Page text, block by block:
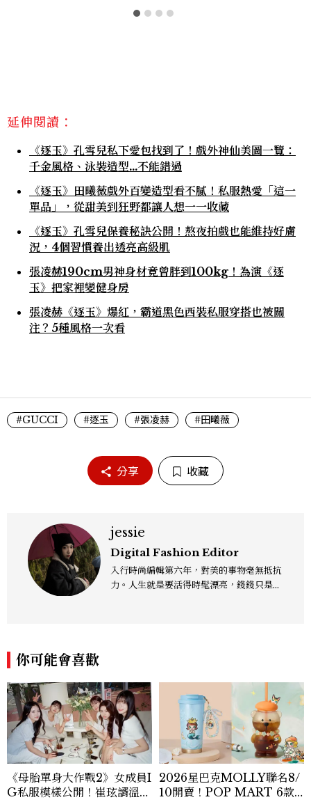
延伸閱讀：
《逐玉》孔雪兒私下愛包找到了！戲外神仙美圖一覽：
千金風格、泳裝造型…不能錯過
《逐玉》田曦薇戲外百變造型看不膩！私服熱愛「這一
單品」，從甜美到狂野都讓人想一一收藏
《逐玉》孔雪兒保養秘訣公開！熬夜拍戲也能維持好膚
況，4個習慣養出透亮高級肌
張凌赫190cm男神身材竟曾胖到100kg！為演《逐
玉》把家裡變健身房
張凌赫《逐玉》爆紅，霸道黑色西裝私服穿搭也被關
注？5種風格一次看
#GUCCI #逐玉 #張凌赫 #田曦薇
分享 收藏
jessie
Digital Fashion Editor
入行時尚編輯第六年，對美的事物毫無抵抗
力。人生就是要活得時髦漂亮，錢錢只是變
你可能會喜歡
《母胎單身大作戰2》女成員I
G私服模樣公開！崔玹諝溫柔
2026星巴克MOLLY聯名8/
10開賣！POP MART 6款